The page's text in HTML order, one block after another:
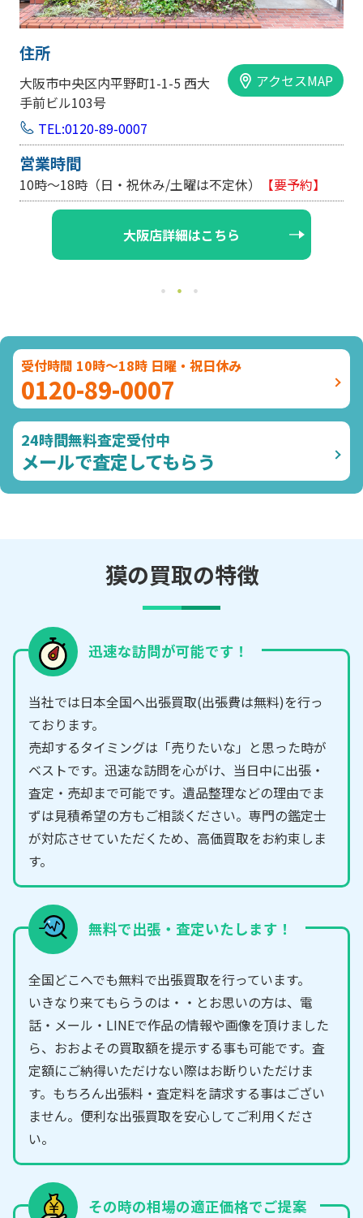
住所
大阪市中央区内平野町1-1-5 西大
手前ビル103号
アクセスMAP
TEL:0120-89-0007
営業時間
10時～18時（日・祝休み/土曜は不定休） 【要予約】
大阪店詳細はこちら
受付時間 10時～18時 日曜・祝日休み
0120-89-0007
24時間無料査定受付中
メールで査定してもらう
獏の買取の特徴
迅速な訪問が可能です！
当社では日本全国へ出張買取(出張費は無料)を行っ
ております。
売却するタイミングは「売りたいな」と思った時が
ベストです。迅速な訪問を心がけ、当日中に出張・
査定・売却まで可能です。遺品整理などの理由でま
ずは見積希望の方もご相談ください。専門の鑑定士
が対応させていただくため、高価買取をお約束しま
す。
無料で出張・査定いたします！
全国どこへでも無料で出張買取を行っています。
いきなり来てもらうのは・・とお思いの方は、電
話・メール・LINEで作品の情報や画像を頂けました
ら、おおよその買取額を提示する事も可能です。査
定額にご納得いただけない際はお断りいただけま
す。もちろん出張料・査定料を請求する事はござい
ません。便利な出張買取を安心してご利用くださ
い。
その時の相場の適正価格でご提案